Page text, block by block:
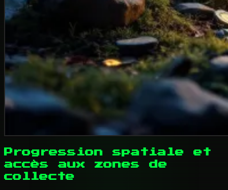
Progression spatiale et
accès aux zones de
collecte